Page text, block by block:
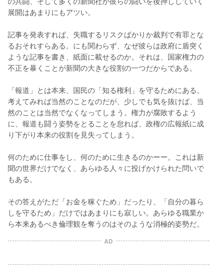
展開はあまりにもアツい。
記事を発表すれば、失職するリスクばかりか裁判で有罪とな
るおそれすらある。にも関わらず、なぜ彼らは政府に盾突く
ような記事を書き、紙面に載せるのか。それは、国家権力の
不正を暴くことが新聞の大きな役割の一つだからである。
「報道」とは本来、国民の「知る権利」を守るためにある。
考えてみれば当然のことなのだが、少しでも気を抜けば、当
然のことは当然でなくなってしまう。権力が腐敗するよう
に、報道も闘う姿勢をとることを怠れば、政権の広報紙に成
り下がり本来の役割を見失ってしまう。
何のために仕事をし、何のために生きるのかーー。これは新
聞の世界だけでなく、あらゆる人々に投げかけられた問いで
もある。
その答えがただ「お金を稼ぐため」だったり、「自分の暮ら
しを守るため」だけではあまりにも寂しい。あらゆる職業か
AD